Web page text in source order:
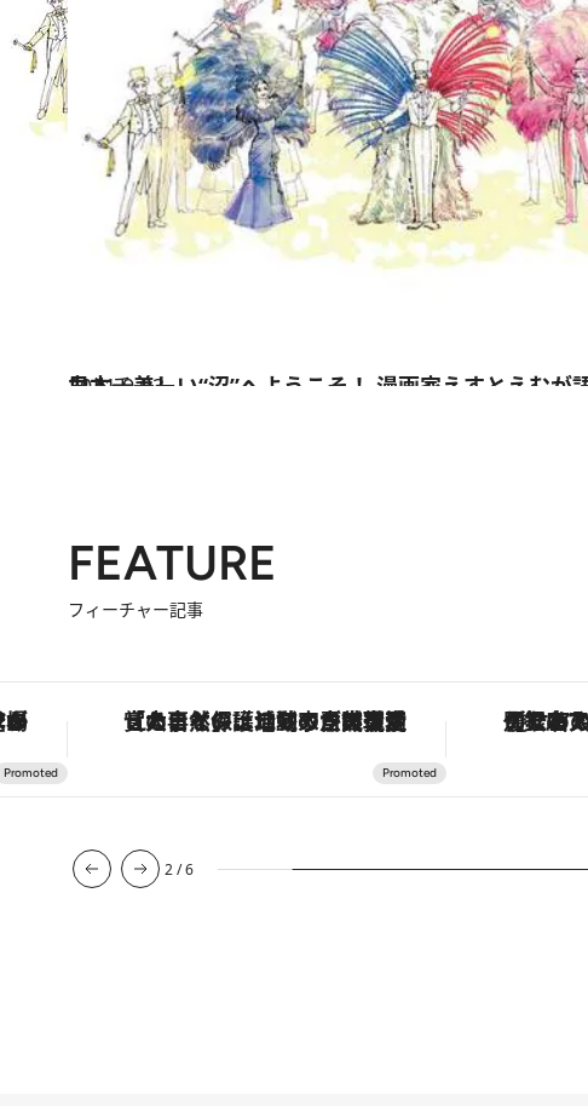
2021.9.23
日本一美しい“沼”へようこそ！ 漫画家えすとえむが語る宝塚歌劇の魅力
カルチャー
FEATURE
フィーチャー記事
」。旅愛好家のお気に入りコレクションから、ジェンダーレスな新作が登場 「大事なのは地域の意識を変えること」。ロレックス賞受賞の自然保護活動家が実現させたナイジェリアの自然環境の復活
2/6